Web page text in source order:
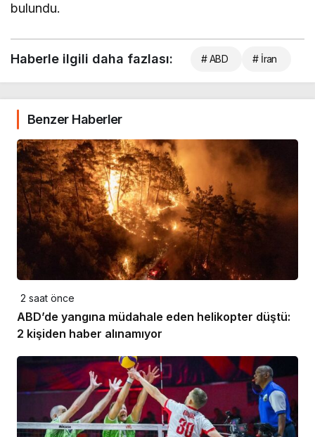
bulundu.
Haberle ilgili daha fazlası: # ABD # İran
Benzer Haberler
2 saat önce
ABD’de yangına müdahale eden helikopter düştü:
2 kişiden haber alınamıyor